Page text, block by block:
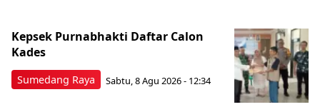
Sumedang Raya
Kepsek Purnabhakti Daftar Calon
Kades
Sabtu, 8 Agu 2026 - 12:34